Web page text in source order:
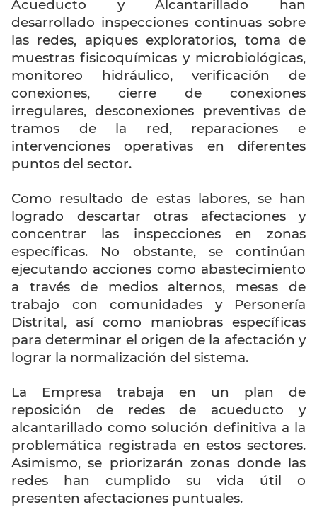
Acueducto y Alcantarillado han
desarrollado inspecciones continuas sobre
las redes, apiques exploratorios, toma de
muestras fisicoquímicas y microbiológicas,
monitoreo hidráulico, verificación de
conexiones, cierre de conexiones
irregulares, desconexiones preventivas de
tramos de la red, reparaciones e
intervenciones operativas en diferentes
puntos del sector.
Como resultado de estas labores, se han
logrado descartar otras afectaciones y
concentrar las inspecciones en zonas
específicas. No obstante, se continúan
ejecutando acciones como abastecimiento
a través de medios alternos, mesas de
trabajo con comunidades y Personería
Distrital, así como maniobras específicas
para determinar el origen de la afectación y
lograr la normalización del sistema.
La Empresa trabaja en un plan de
reposición de redes de acueducto y
alcantarillado como solución definitiva a la
problemática registrada en estos sectores.
Asimismo, se priorizarán zonas donde las
redes han cumplido su vida útil o
presenten afectaciones puntuales.